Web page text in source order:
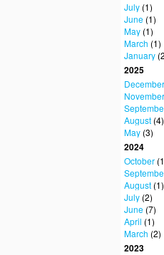
July(1)
June(1)
May(1)
March (1)
January
2025
December
November
August(4)
May(3)
2024
October
August(1)
July(2)
June(7)
April (1)
March (2)
2023